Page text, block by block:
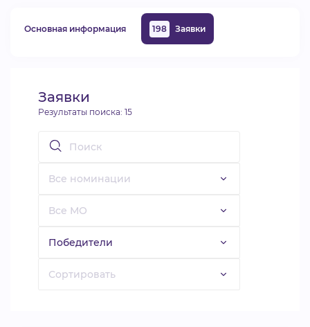
Основная информация 198 Заявки
Заявки
Результаты поиска: 15